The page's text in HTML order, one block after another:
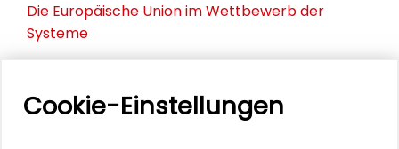
Die Europäische Union im Wettbewerb der
Systeme
Cookie-Einstellungen